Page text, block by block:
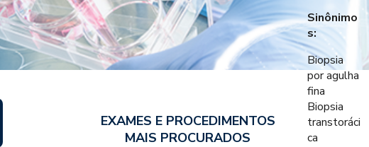
Sinônimo
s:
Biopsia
por agulha
fina
Biopsia
transtoráci
ca
EXAMES E PROCEDIMENTOS
MAIS PROCURADOS